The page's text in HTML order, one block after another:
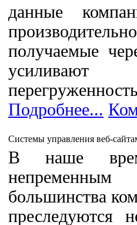
данные
получаемые
усиливают
Подробнее...
Системы управления веб-
В наше
непременным
большинства
преследуются